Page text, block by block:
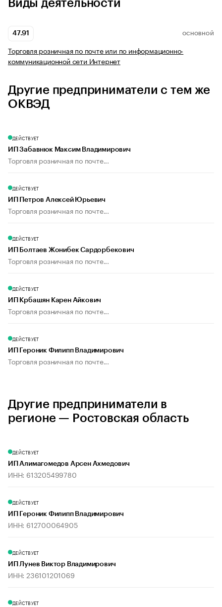
Виды деятельности
47.91 ОСНОВНОЙ
Торговля розничная по почте или по информационно-
коммуникационной сети Интернет
Другие предприниматели с тем же
ОКВЭД
ДЕЙСТВУЕТ
ИП Забавнюк Максим Владимирович
Торговля розничная по почте...
ДЕЙСТВУЕТ
ИП Петров Алексей Юрьевич
Торговля розничная по почте...
ДЕЙСТВУЕТ
ИП Болтаев Жонибек Сардорбекович
Торговля розничная по почте...
ДЕЙСТВУЕТ
ИП Крбашян Карен Айкович
Торговля розничная по почте...
ДЕЙСТВУЕТ
ИП Героник Филипп Владимирович
Торговля розничная по почте...
Другие предприниматели в
регионе — Ростовская область
ДЕЙСТВУЕТ
ИП Алимагомедов Арсен Ахмедович
ИНН: 613205499780
ДЕЙСТВУЕТ
ИП Героник Филипп Владимирович
ИНН: 612700064905
ДЕЙСТВУЕТ
ИП Лунев Виктор Владимирович
ИНН: 236101201069
ДЕЙСТВУЕТ